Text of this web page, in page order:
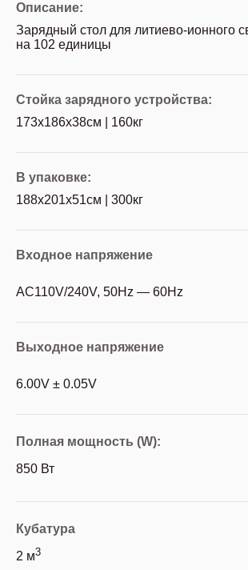
Описание:
Зарядный стол для литиево-ионного
на 102 единицы
Стойка зарядного устройства:
173х186х38см | 160кг
В упаковке:
188х201х51см | 300кг
Входное напряжение
AC110V/240V, 50Hz — 60Hz
Выходное напряжение
6.00V ± 0.05V
Полная мощность (W):
850 Вт
Кубатура
2 м3